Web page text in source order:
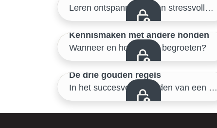
Samen de buitenwereld verkennen
Leren ontspannen in een stressvolle situatie
Samen de buitenwereld verkennen
Kennismaken met andere honden
Wanneer en hoe elkaar begroeten?
Samen de buitenwereld verkennen
De drie gouden regels
In het succesvol opvoeden van een puppy